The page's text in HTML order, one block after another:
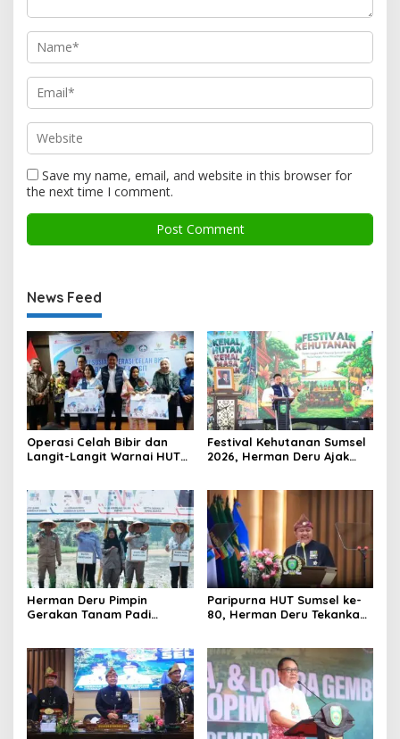
Save my name, email, and website in this browser for
the next time I comment.
News Feed
Operasi Celah Bibir dan
Langit-Langit Warnai HUT
Festival Kehutanan Sumsel
2026, Herman Deru Ajak
Herman Deru Pimpin
Gerakan Tanam Padi
Juta Ton
Paripurna HUT Sumsel ke-
80, Herman Deru Tekankan
Berkelanjutan